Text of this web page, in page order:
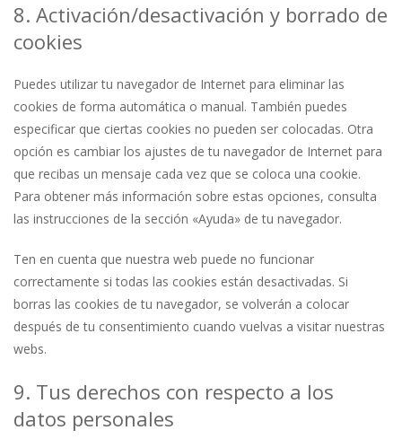
8. Activación/desactivación y borrado de
cookies
Puedes utilizar tu navegador de Internet para eliminar las
cookies de forma automática o manual. También puedes
especificar que ciertas cookies no pueden ser colocadas. Otra
opción es cambiar los ajustes de tu navegador de Internet para
que recibas un mensaje cada vez que se coloca una cookie.
Para obtener más información sobre estas opciones, consulta
las instrucciones de la sección «Ayuda» de tu navegador.
Ten en cuenta que nuestra web puede no funcionar
correctamente si todas las cookies están desactivadas. Si
borras las cookies de tu navegador, se volverán a colocar
después de tu consentimiento cuando vuelvas a visitar nuestras
webs.
9. Tus derechos con respecto a los
datos personales